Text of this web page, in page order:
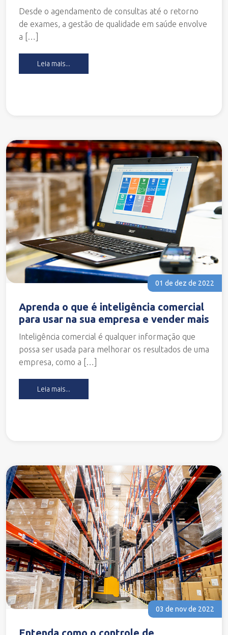
Desde o agendamento de consultas até o retorno
de exames, a gestão de qualidade em saúde envolve
a […]
Leia mais...
01 de dez de 2022
Aprenda o que é inteligência comercial
para usar na sua empresa e vender mais
Inteligência comercial é qualquer informação que
possa ser usada para melhorar os resultados de uma
empresa, como a […]
Leia mais...
03 de nov de 2022